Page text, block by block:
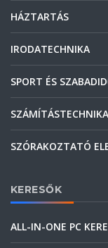
HÁZTARTÁS
IRODATECHNIKA
SPORT ÉS
SZÁMÍTÁSTECHNIKA
SZÓRAKOZTATÓ
KERESŐK
ALL-IN-ONE PC